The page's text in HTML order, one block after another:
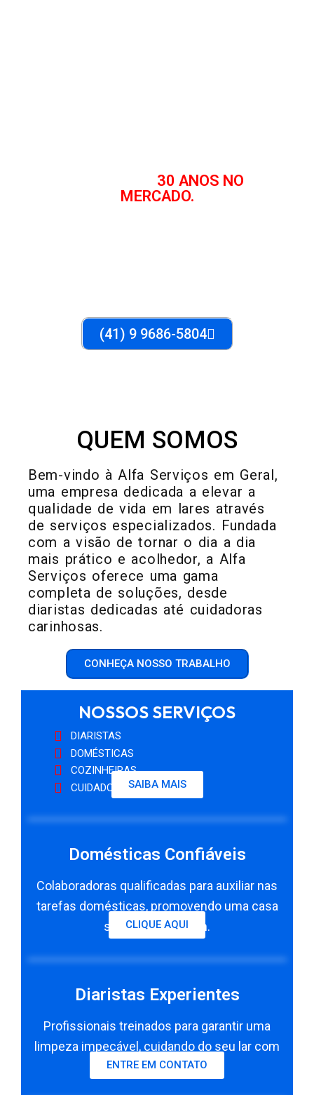
30 ANOS NO
MERCADO.
(41) 9 9686-5804
QUEM SOMOS
Bem-vindo à Alfa Serviços em Geral,
uma empresa dedicada a elevar a
qualidade de vida em lares através
de serviços especializados. Fundada
com a visão de tornar o dia a dia
mais prático e acolhedor, a Alfa
Serviços oferece uma gama
completa de soluções, desde
diaristas dedicadas até cuidadoras
carinhosas.
CONHEÇA NOSSO TRABALHO
NOSSOS SERVIÇOS
DIARISTAS
DOMÉSTICAS
COZINHEIRAS
CUIDADORAS DE IDOSOS
SAIBA MAIS
Domésticas Confiáveis
Colaboradoras qualificadas para auxiliar nas
tarefas domésticas, promovendo uma casa
sempre em ordem.
CLIQUE AQUI
Diaristas Experientes
Profissionais treinados para garantir uma
limpeza impecável, cuidando do seu lar com
eficiência e confiança.
ENTRE EM CONTATO